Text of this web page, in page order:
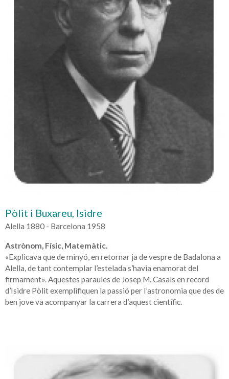
Pòlit i Buxareu, Isidre
Alella 1880 - Barcelona 1958
Astrònom, Físic, Matemàtic.
«Explicava que de minyó, en retornar ja de vespre de Badalona a
Alella, de tant contemplar l’estelada s’havia enamorat del
firmament». Aquestes paraules de Josep M. Casals en record
d’Isidre Pòlit exemplifiquen la passió per l’astronomia que des de
ben jove va acompanyar la carrera d’aquest científic.